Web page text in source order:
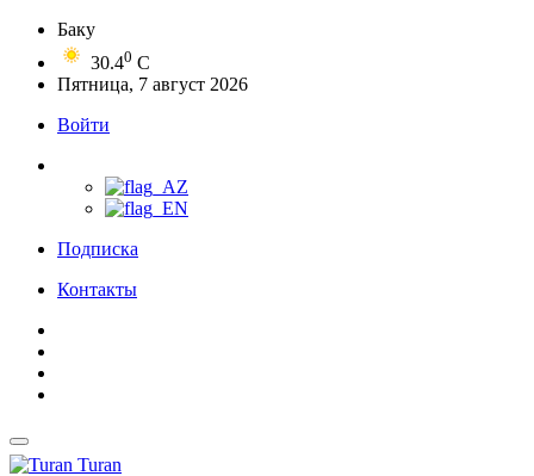
Баку
30.40 C
Пятница, 7 август 2026
Войти
Подписка
Контакты
Turan